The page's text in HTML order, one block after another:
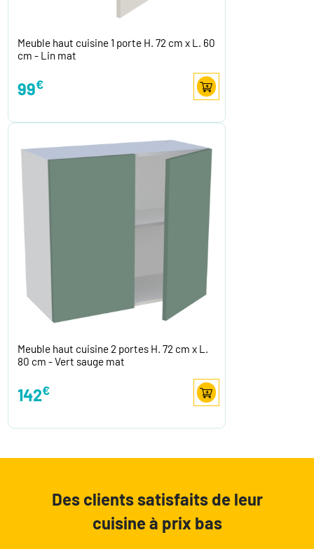
Meuble haut cuisine 1 porte H. 72 cm x L. 60
cm - Lin mat
99€
Meuble haut cuisine 2 portes H. 72 cm x L.
80 cm - Vert sauge mat
142€
Des clients satisfaits de leur
cuisine à prix bas